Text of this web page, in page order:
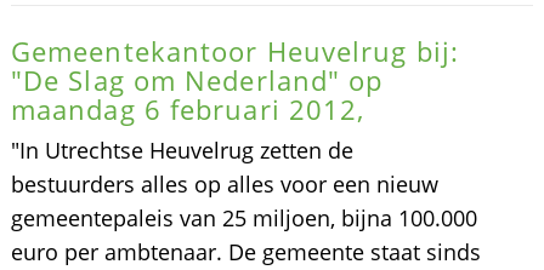
Gemeentekantoor Heuvelrug bij:
"De Slag om Nederland" op
maandag 6 februari 2012,
"In Utrechtse Heuvelrug zetten de
bestuurders alles op alles voor een nieuw
gemeentepaleis van 25 miljoen, bijna 100.000
euro per ambtenaar. De gemeente staat sinds